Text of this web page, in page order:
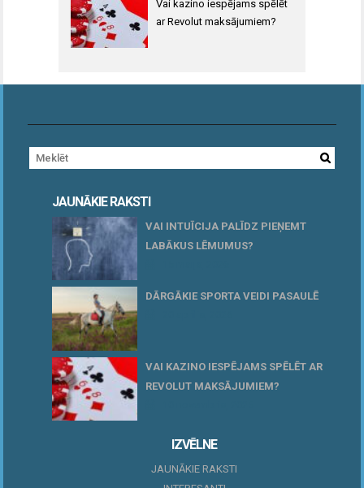
Vai kazino iespējams spēlēt
ar Revolut maksājumiem?
JAUNĀKIE RAKSTI
VAI INTUĪCIJA PALĪDZ PIEŅEMT
LABĀKUS LĒMUMUS?
DĀRGĀKIE SPORTA VEIDI PASAULĒ
VAI KAZINO IESPĒJAMS SPĒLĒT AR
REVOLUT MAKSĀJUMIEM?
IZVĒLNE
JAUNĀKIE RAKSTI